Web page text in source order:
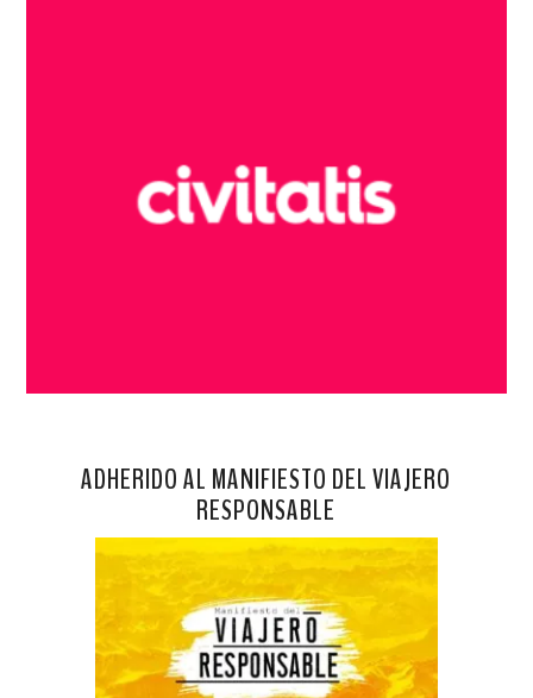
ADHERIDO AL MANIFIESTO DEL VIAJERO
RESPONSABLE